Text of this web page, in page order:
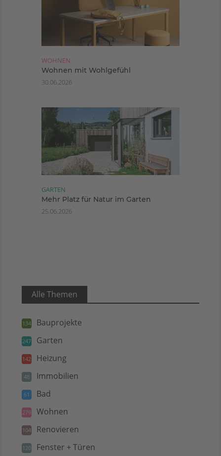
WOHNEN
Wohnen mit Wohlgefühl
30.06.2026
GARTEN
Mehr Platz für Natur im Garten
25.06.2026
Alle Themen
134 Bauprojekte
247 Garten
142 Heizung
48 Immobilien
61 Bad
279 Wohnen
104 Renovieren
120 Fenster + Türen